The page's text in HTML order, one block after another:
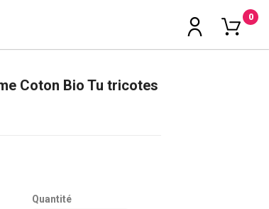
0
Coton Bio Tu tricotes
Quantité